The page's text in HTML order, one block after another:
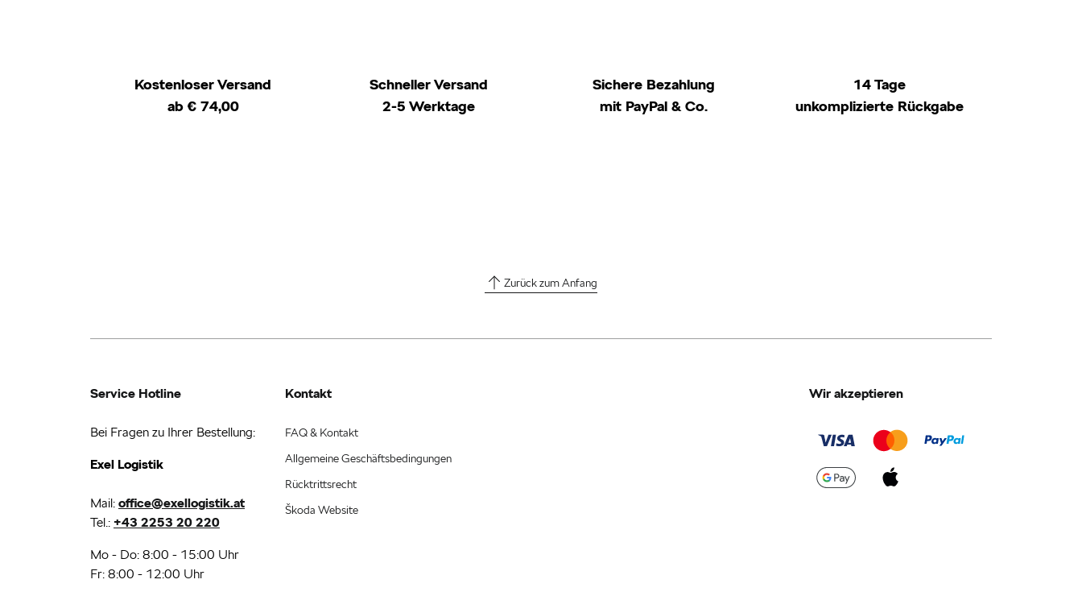
Kostenloser Versand
ab € 74,00
Schneller Versand
2-5 Werktage
Sichere Bezahlung
mit PayPal & Co.
14 Tage
unkomplizierte Rückgabe
Zurück zum Anfang
Service Hotline
Bei Fragen zu Ihrer Bestellung:
Exel Logistik
Mail: office@exellogistik.at
Tel.: +43 2253 20 220
Mo - Do: 8:00 - 15:00 Uhr
Fr: 8:00 - 12:00 Uhr
Kontakt
FAQ & Kontakt
Allgemeine Geschäftsbedingungen
Rücktrittsrecht
Škoda Website
Wir akzeptieren